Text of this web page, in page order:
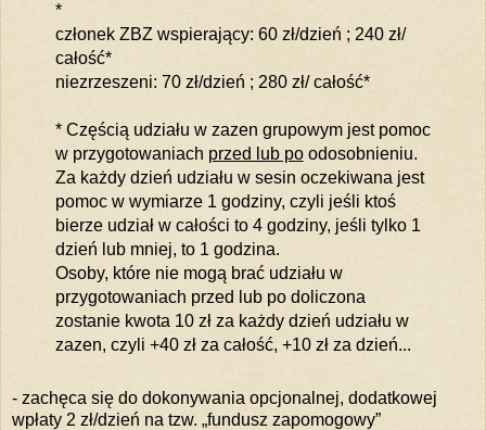
*
członek ZBZ wspierający: 60 zł/dzień ; 240 zł/
całość*
niezrzeszeni: 70 zł/dzień ; 280 zł/ całość*
* Częścią udziału w zazen grupowym jest pomoc
w przygotowaniach przed lub poodosobnieniu.
Za każdy dzień udziału w sesin oczekiwana jest
pomoc w wymiarze 1 godziny, czyli jeśli ktoś
bierze udział w całości to 4 godziny, jeśli tylko 1
dzień lub mniej, to 1 godzina.
Osoby, które nie mogą brać udziału w
przygotowaniach przed lub po doliczona
zostanie kwota 10 zł za każdy dzień udziału w
zazen, czyli +40 zł za całość, +10 zł za dzień...
- zachęca się do dokonywania opcjonalnej, dodatkowej
wpłaty 2 zł/dzień na tzw. „fundusz zapomogowy”